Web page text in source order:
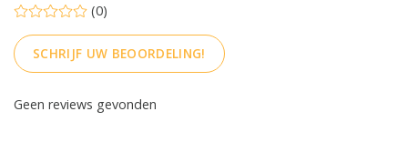
(0)
SCHRIJF UW BEOORDELING!
Geen reviews gevonden